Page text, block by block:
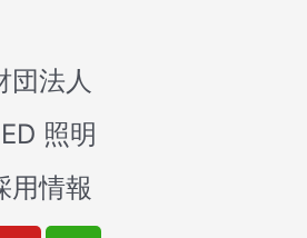
団法人
照明
用情報